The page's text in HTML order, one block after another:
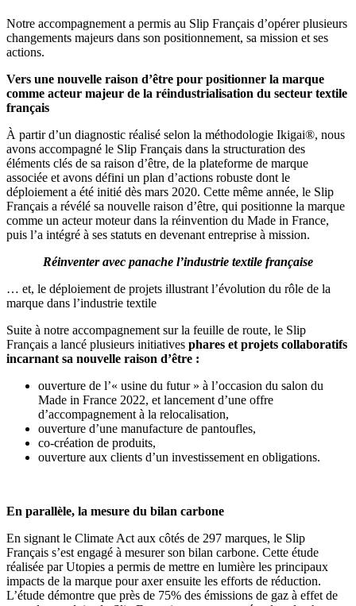
Notre accompagnement a permis au Slip Français d’opérer plusieurs
changements majeurs dans son positionnement, sa mission et ses
actions.
Vers une nouvelle raison d’être pour positionner la marque
comme acteur majeur de la réindustrialisation du secteur textile
français
À partir d’un diagnostic réalisé selon la méthodologie Ikigai®, nous
avons accompagné le Slip Français dans la structuration des
éléments clés de sa raison d’être, de la plateforme de marque
associée et avons défini un plan d’actions robuste dont le
déploiement a été initié dès mars 2020. Cette même année, le Slip
Français a révélé sa nouvelle raison d’être, qui positionne la marque
comme un acteur moteur dans la réinvention du Made in France,
puis l’a intégré à ses statuts en devenant entreprise à mission.
Réinventer avec panache l’industrie textile française
… et, le déploiement de projets illustrant l’évolution du rôle de la
marque dans l’industrie textile
Suite à notre accompagnement sur la feuille de route, le Slip
Français a lancé plusieurs initiatives phares et projets collaboratifs
incarnant sa nouvelle raison d’être :
ouverture de l’« usine du futur » à l’occasion du salon du
Made in France 2022, et lancement d’une offre
d’accompagnement à la relocalisation,
ouverture d’une manufacture de pantoufles,
co-création de produits,
ouverture aux clients d’un investissement en obligations.
En parallèle, la mesure du bilan carbone
En signant le Climate Act aux côtés de 297 marques, le Slip
Français s’est engagé à mesurer son bilan carbone. Cette étude
réalisée par Utopies a permis de mettre en lumière les principaux
impacts de la marque pour axer ensuite les efforts de réduction.
L’étude démontre que près de 75% des émissions de gaz à effet de